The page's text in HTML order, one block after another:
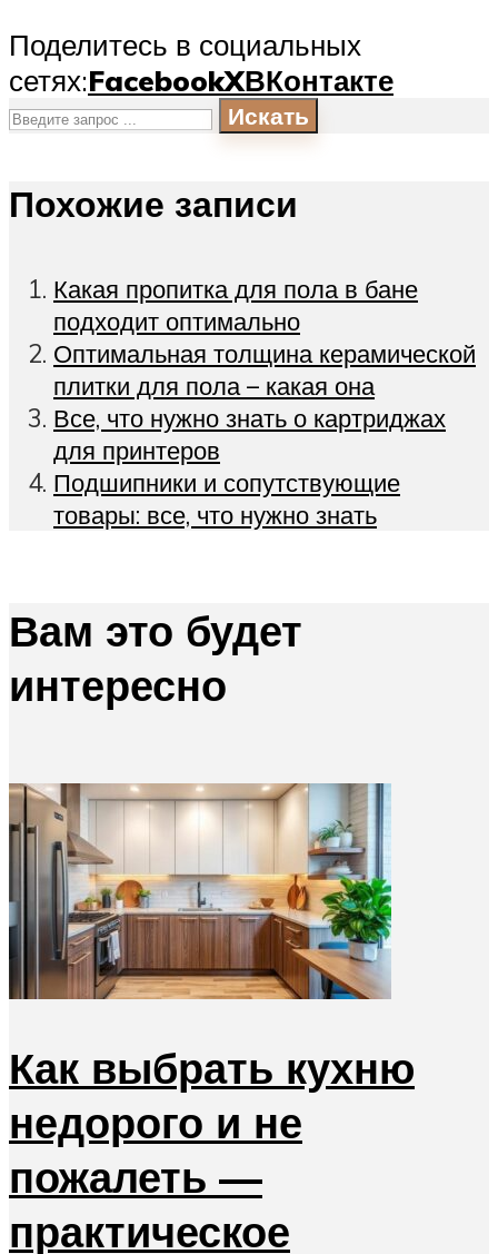
Поделитесь в социальных
сетях:FacebookXВКонтакте
Искать
Похожие записи
Какая пропитка для пола в бане
подходит оптимально
Оптимальная толщина керамической
плитки для пола – какая она
Все, что нужно знать о картриджах
для принтеров
Подшипники и сопутствующие
товары: все, что нужно знать
Вам это будет
интересно
Как выбрать кухню
недорого и не
пожалеть —
практическое